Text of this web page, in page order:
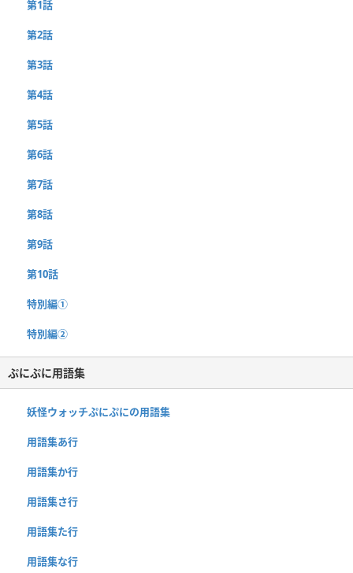
第1話
第2話
第3話
第4話
第5話
第6話
第7話
第8話
第9話
第10話
特別編①
特別編②
ぷにぷに用語集
妖怪ウォッチぷにぷにの用語集
用語集あ行
用語集か行
用語集さ行
用語集た行
用語集な行